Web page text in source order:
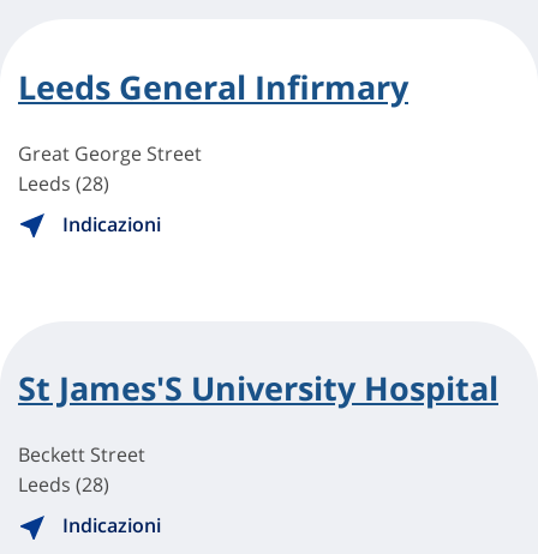
Leeds General Infirmary
Great George Street
Leeds (28)
Indicazioni
St James'S University Hospital
Beckett Street
Leeds (28)
Indicazioni